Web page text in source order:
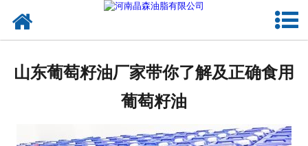
山东葡萄籽油厂家带你了解及正确食用
葡萄籽油